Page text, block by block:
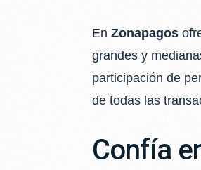
EnZonapagos
grandes y
participación de
de todas las
Confía